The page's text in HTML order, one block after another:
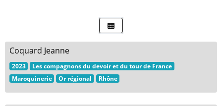
Coquard Jeanne
2023
Les compagnons du devoir et du tour de France
Maroquinerie
Or régional Rhône